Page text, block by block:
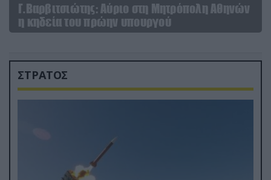
Γ.Βαρβιτσιώτης: Aύριο στη Μητρόπολη Αθηνών
η κηδεία του πρώην υπουργού
ΣΤΡΑΤΟΣ